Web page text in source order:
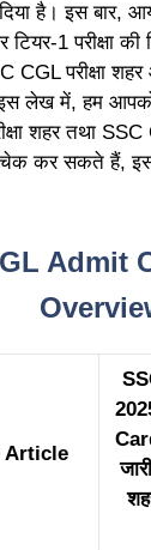
है। इस बार,
1 परीक्षा की
CGL परीक्षा
लेख में, हम आपको
शहर तथा SSC
कर सकते हैं,
Admit
Article